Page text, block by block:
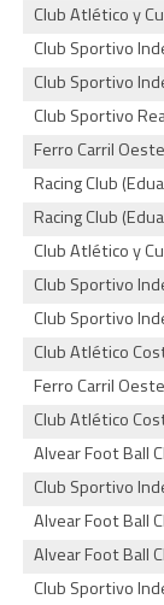
Club Atlético y
Club Sportivo
Club Sportivo
Club Sportivo
Ferro Carril
Racing Club
Racing Club
Club Atlético y
Club Sportivo
Club Sportivo
Club Atlético
Ferro Carril
Club Atlético
Alvear Foot Ball
Club Sportivo
Alvear Foot Ball
Alvear Foot Ball
Club Sportivo